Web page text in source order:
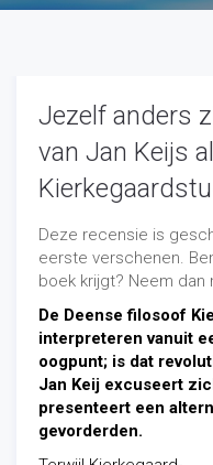
Jezelf anders
van Jan Keijs
Deze recensie is
eerste verschenen.
boek krijgt? Neem dan
De Deense filosoof
interpreteren vanuit
oogpunt; is dat
Jan Keij excuseert
presenteert een
gevorderden.